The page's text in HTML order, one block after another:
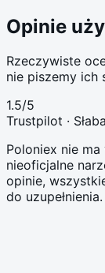
Opinie
Rzeczywiste
nie piszemy ich
1.5/5
Trustpilot · Słaba
Poloniex nie
nieoficjalne
opinie,
do uzupełnienia.